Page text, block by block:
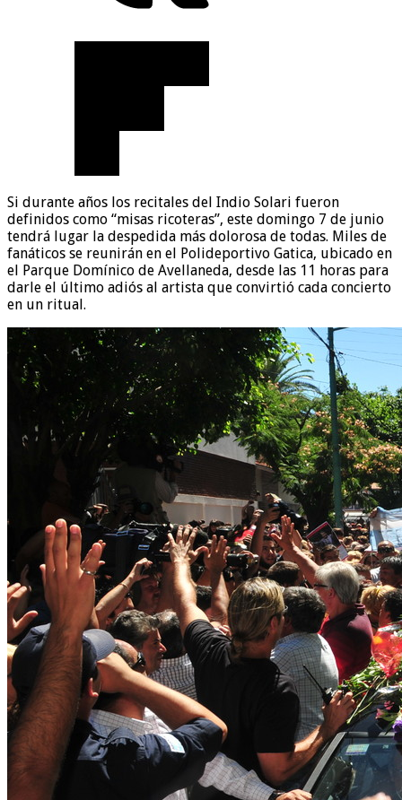
Si durante años los recitales del Indio Solari fueron
definidos como “misas ricoteras”, este domingo 7 de junio
tendrá lugar la despedida más dolorosa de todas. Miles de
fanáticos se reunirán en el Polideportivo Gatica, ubicado en
el Parque Domínico de Avellaneda, desde las 11 horas para
darle el último adiós al artista que convirtió cada concierto
en un ritual.